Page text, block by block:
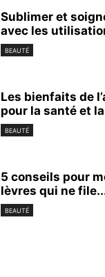
Sublimer et
avec les
BEAUTÉ
Les bienfaits de
pour la santé et
BEAUTÉ
5 conseils pour
lèvres qui ne
BEAUTÉ